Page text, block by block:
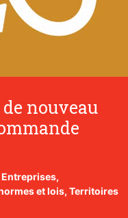
de nouveau
Entreprises,
et lois, Territoires